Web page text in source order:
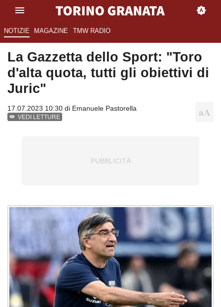
NOTIZIE MAGAZINE TMW RADIO
La Gazzetta dello Sport: "Toro
d'alta quota, tutti gli obiettivi di
Juric"
17.07.2023 10:30 di Emanuele Pastorella
VEDI LETTURE